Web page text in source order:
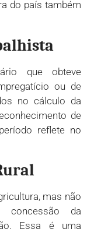
do país também
que obteve
ou de
no cálculo da
de
reflete no
mas não
concessão da
Essa é uma